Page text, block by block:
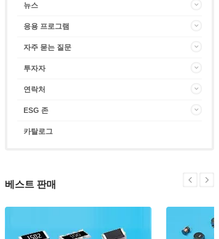
뉴스
응용 프로그램
자주 묻는 질문
투자자
연락처
ESG 존
카탈로그
베스트 판매